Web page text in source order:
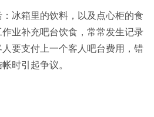
冰箱里的饮料，以及点心柜的食
业补充吧台饮食，常常发生记录
要支付上一个客人吧台费用，错
时引起争议。